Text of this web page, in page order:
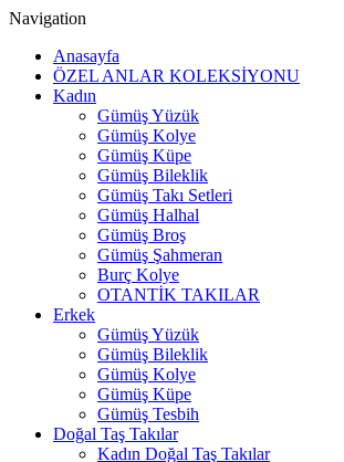
Navigation
Anasayfa
ÖZEL ANLAR KOLEKSİYONU
Kadın
Gümüş Yüzük
Gümüş Kolye
Gümüş Küpe
Gümüş Bileklik
Gümüş Takı Setleri
Gümüş Halhal
Gümüş Broş
Gümüş Şahmeran
Burç Kolye
OTANTİK TAKILAR
Erkek
Gümüş Yüzük
Gümüş Bileklik
Gümüş Kolye
Gümüş Küpe
Gümüş Tesbih
Doğal Taş Takılar
Kadın Doğal Taş Takılar